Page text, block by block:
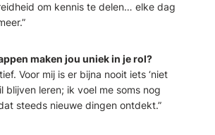
om kennis te delen… elke dag
maken jou uniek in je rol?
Voor mij is er bijna nooit iets ‘niet
blijven leren; ik voel me soms nog
steeds nieuwe dingen ontdekt.”